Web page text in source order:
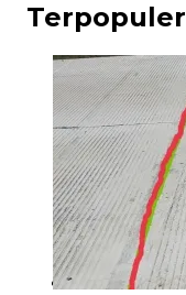
Terpopuler